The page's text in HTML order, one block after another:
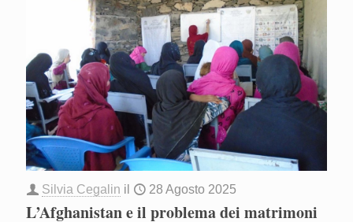
Silvia Cegalin il 28 Agosto 2025
L’Afghanistan e il problema dei matrimoni